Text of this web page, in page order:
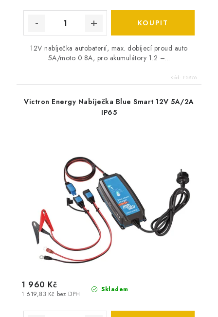
12V nabíječka autobaterií, max. dobíjecí proud auto
5A/moto 0.8A, pro akumulátory 1.2 –...
Kód: E5876
Victron Energy Nabíječka Blue Smart 12V 5A/2A
IP65
Skladem
1 619,83 Kč bez DPH
1 960 Kč